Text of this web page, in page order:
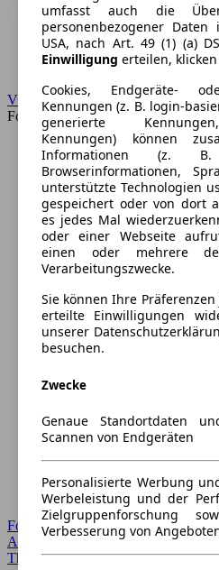
VW
Forum
Forum Startseite
Alle Auto-Foren
Themen-Forum
umfasst auch die
personenbezogener
USA, nach Art. 49 (1) (a)
Einwilligung erteilen,
Cookies, Endgeräte-
Kennungen (z. B. login-
generierte
Kennungen) können
Informationen (z.
Browserinformationen,
unterstützte Technologien
gespeichert oder von dort
es jedes Mal
oder einer Webseite
einen oder mehrere
Verarbeitungszwecke.
Sie können Ihre
erteilte Einwilligungen
unserer
besuchen.
Zwecke
Genaue Standortdaten
Scannen von Endgeräten
Personalisierte Werbung
Werbeleistung und der
Zielgruppenforschung
Verbesserung von